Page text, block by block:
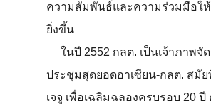
ความสัมพันธ์และความร่วมมือใ
ยิ่งขึ้น
ในปี 2552 กลต. เป็นเจ้าภาพจั
ประชุมสุดยอดอาเซียน-กลต. สมัย
เจจู เพื่อเฉลิมฉลองครบรอบ 20 ปี